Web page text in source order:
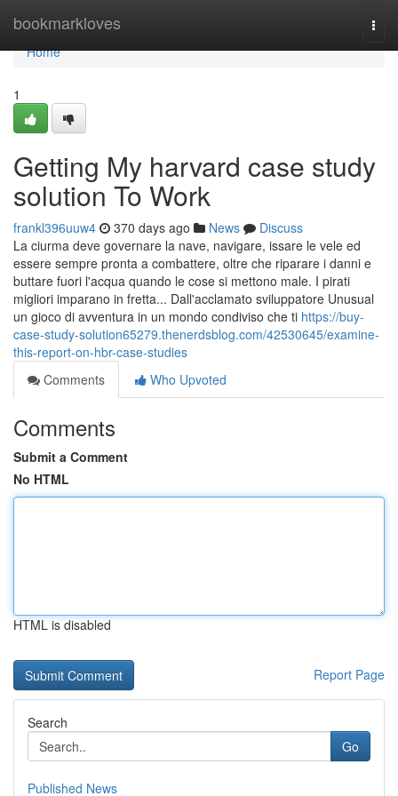
bookmarkloves
Home
Home
1
Getting My harvard case study
solution To Work
frankl396uuw4 370 days ago News
Discuss
La ciurma deve governare la nave, navigare, issare le vele ed
essere sempre pronta a combattere, oltre che riparare i danni e
buttare fuori l'acqua quando le cose si mettono male. I pirati
migliori imparano in fretta... Dall'acclamato sviluppatore Unusual
un gioco di avventura in un mondo condiviso che ti https://buy-
case-study-solution65279.thenerdsblog.com/42530645/examine-
this-report-on-hbr-case-studies
Comments
Who Upvoted
Comments
Submit a Comment
No HTML
HTML is disabled
Report Page
Search
Go
Published News